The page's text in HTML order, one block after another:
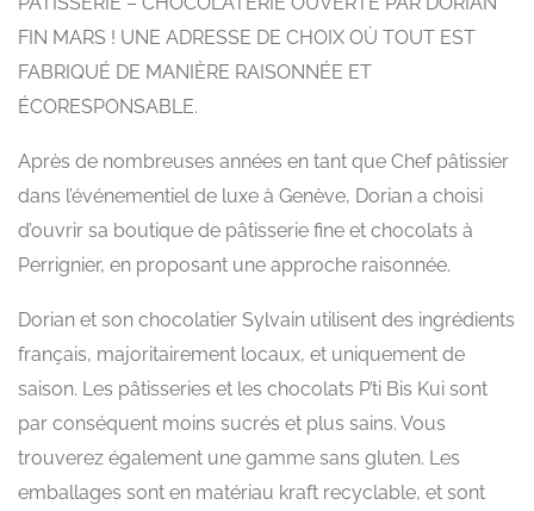
FIN MARS ! UNE ADRESSE DE CHOIX OÙ TOUT EST
FABRIQUÉ DE MANIÈRE RAISONNÉE ET
ÉCORESPONSABLE.
Après de nombreuses années en tant que Chef pâtissier
dans l’événementiel de luxe à Genève, Dorian a choisi
d’ouvrir sa boutique de pâtisserie fine et chocolats à
Perrignier, en proposant une approche raisonnée.
Dorian et son chocolatier Sylvain utilisent des ingrédients
français, majoritairement locaux, et uniquement de
saison. Les pâtisseries et les chocolats P’ti Bis Kui sont
par conséquent moins sucrés et plus sains. Vous
trouverez également une gamme sans gluten. Les
emballages sont en matériau kraft recyclable, et sont